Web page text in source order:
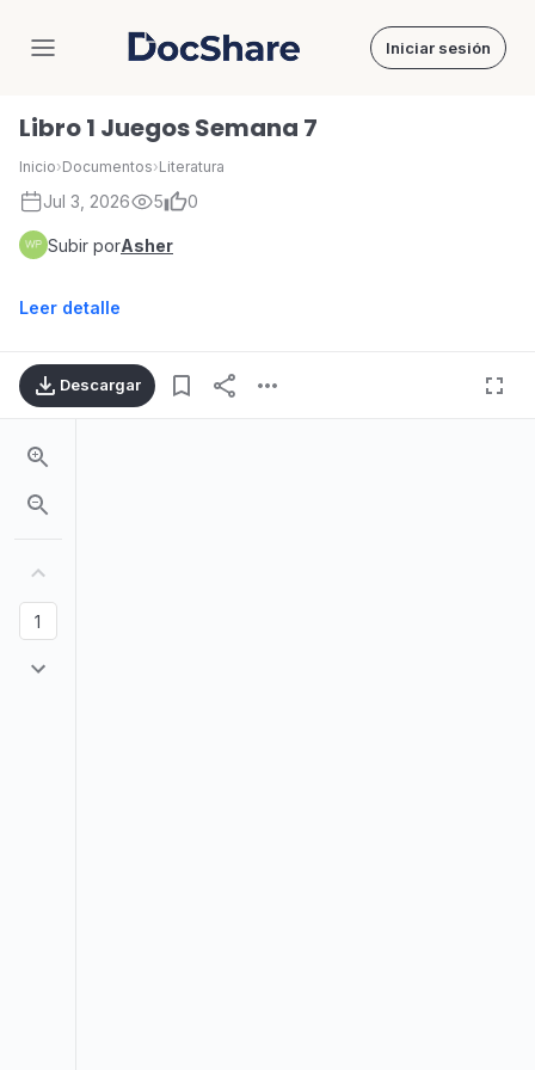
DocShare Iniciar sesión
Libro 1 Juegos Semana 7
Inicio›Documentos›Literatura
Jul 3, 2026 5 0
Subir porAsher
Leer detalle
Descargar